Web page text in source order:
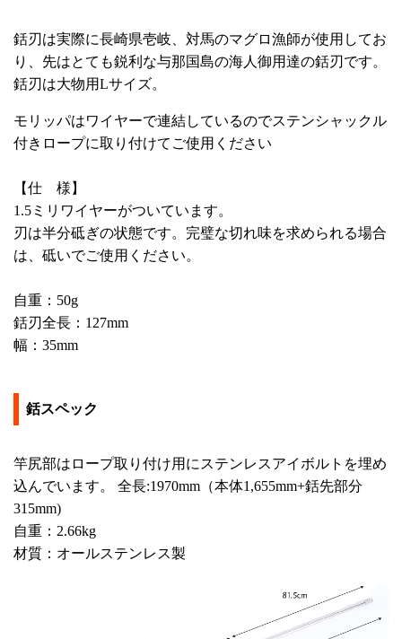
銛刃は実際に長崎県壱岐、対馬のマグロ漁師が使用してお
り、先はとても鋭利な与那国島の海人御用達の銛刃です。
銛刃は大物用Lサイズ。
モリッパはワイヤーで連結しているのでステンシャックル
付きロープに取り付けてご使用ください
【仕 様】
1.5ミリワイヤーがついています。
刃は半分砥ぎの状態です。完璧な切れ味を求められる場合
は、砥いでご使用ください。
自重：50g
銛刃全長：127mm
幅：35mm
銛スペック
竿尻部はロープ取り付け用にステンレスアイボルトを埋め
込んでいます。 全長:1970mm（本体1,655mm+銛先部分
315mm)
自重：2.66kg
材質：オールステンレス製